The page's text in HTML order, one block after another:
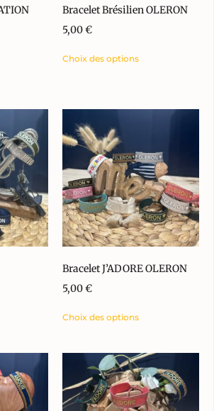
Bracelet Brésilien OLERON
5,00€
Choix des options
Bracelet J’ADORE OLERON
5,00€
Choix des options